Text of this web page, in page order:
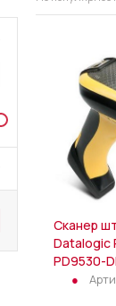
Сканер
Datalogic
PD9530-